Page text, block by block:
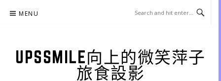
MENU
UPSSMILE向上的微笑萍子
旅食設影